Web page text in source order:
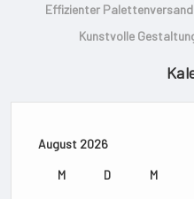
Effizienter
Kunstvolle
August 2026
M D M